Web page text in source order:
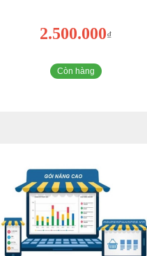
2.500.000₫
Còn hàng